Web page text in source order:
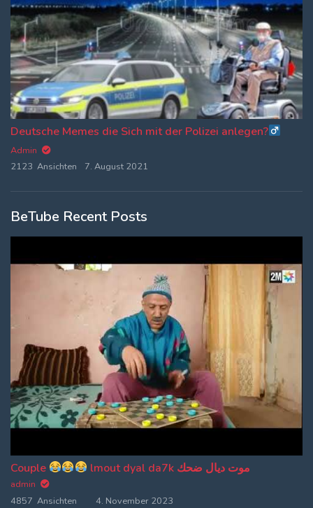
Deutsche Memes die Sich mit der Polizei anlegen?‍
Admin
2123 Ansichten
7. August 2021
BeTube Recent Posts
Couple lmout dyal da7k موت ديال ضحك
admin
4857 Ansichten
4. November 2023